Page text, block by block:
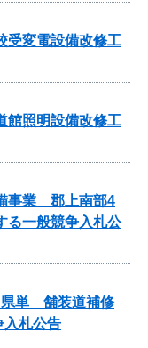
受変電設備改修工
館照明設備改修工
事業 郡上南部4
一般競争入札公
県単 舗装道補修
入札公告